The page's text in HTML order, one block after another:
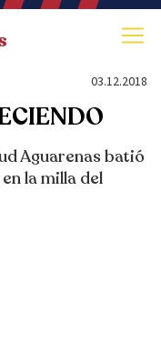
03.12.2018
Aguarenas batió
la milla del